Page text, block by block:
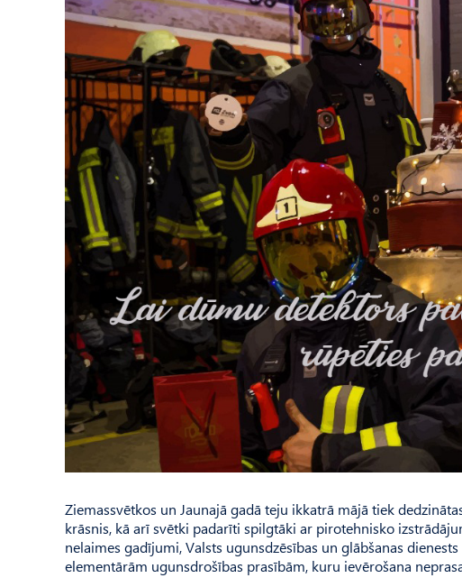
Ziemassvētkos un Jaunajā gadā teju ikkatrā mājā tiek
krāsnis, kā arī svētki padarīti spilgtāki ar pirotehnisko
nelaimes gadījumi, Valsts ugunsdzēsības un glābšanas
elementārām ugunsdrošības prasībām, kuru ievērošana